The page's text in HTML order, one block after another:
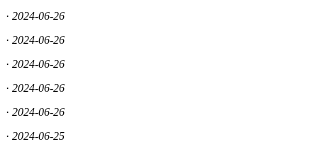
· 2024-06-26
· 2024-06-26
· 2024-06-26
· 2024-06-26
· 2024-06-26
· 2024-06-25